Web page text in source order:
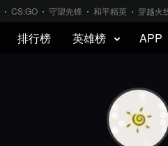
CS:GO 守望先锋 和平精英 穿越火
排行榜 英雄榜 APP